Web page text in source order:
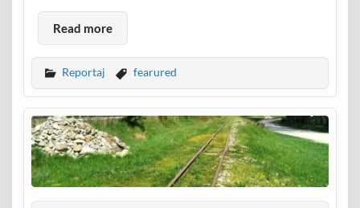
Read more
Reportaj fearured